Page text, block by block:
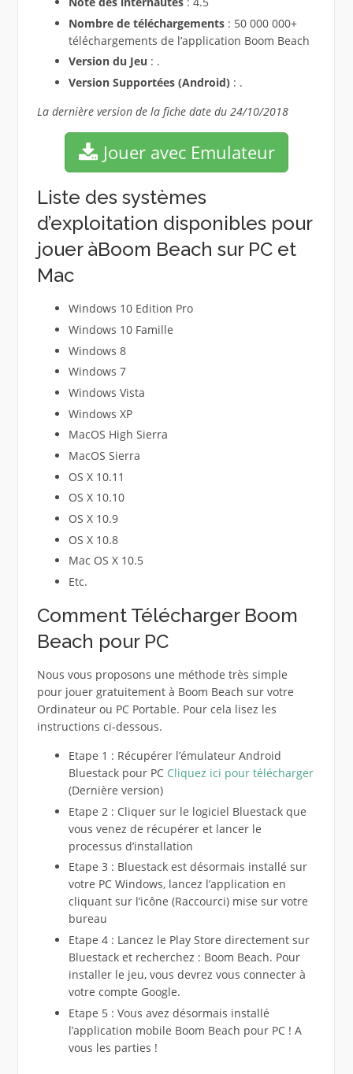
Nombre de téléchargements : 50 000 000+
téléchargements de l’application Boom Beach
Version du Jeu : .
Version Supportées (Android): .
La dernière version de la fiche date du 24/10/2018
Jouer avec Emulateur
Liste des systèmes
d’exploitation disponibles pour
jouer àBoom Beach sur PC et
Mac
Windows 10 Edition Pro
Windows 10 Famille
Windows 8
Windows 7
Windows Vista
Windows XP
MacOS High Sierra
MacOS Sierra
OS X 10.11
OS X 10.10
OS X 10.9
OS X 10.8
Mac OS X 10.5
Etc.
Comment Télécharger Boom
Beach pour PC
Nous vous proposons une méthode très simple
pour jouer gratuitement à Boom Beach sur votre
Ordinateur ou PC Portable. Pour cela lisez les
instructions ci-dessous.
Etape 1 : Récupérer l’émulateur Android
Bluestack pour PC Cliquez ici pour télécharger
(Dernière version)
Etape 2 : Cliquer sur le logiciel Bluestack que
vous venez de récupérer et lancer le
processus d’installation
Etape 3 : Bluestack est désormais installé sur
votre PC Windows, lancez l’application en
cliquant sur l’icône (Raccourci) mise sur votre
bureau
Etape 4 : Lancez le Play Store directement sur
Bluestack et recherchez : Boom Beach. Pour
installer le jeu, vous devrez vous connecter à
votre compte Google.
Etape 5 : Vous avez désormais installé
l’application mobile Boom Beach pour PC ! A
vous les parties !